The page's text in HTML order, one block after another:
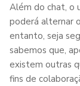
Além do chat, o
poderá alternar
entanto, seja
sabemos que,
existem outras
fins de